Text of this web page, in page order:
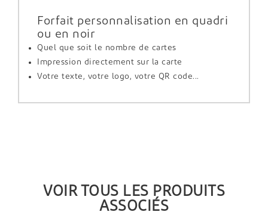
Forfait personnalisation en quadri
ou en noir
Quel que soit le nombre de cartes
Impression directement sur la carte
Votre texte, votre logo, votre QR code...
VOIR TOUS LES PRODUITS
ASSOCIÉS